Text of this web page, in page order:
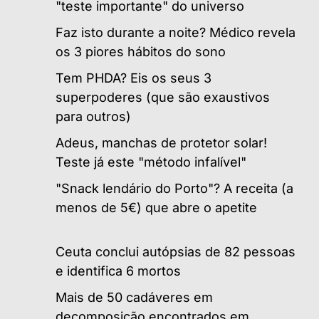
"teste importante" do universo
Faz isto durante a noite? Médico revela
os 3 piores hábitos do sono
Tem PHDA? Eis os seus 3
superpoderes (que são exaustivos
para outros)
Adeus, manchas de protetor solar!
Teste já este "método infalível"
"Snack lendário do Porto"? A receita (a
menos de 5€) que abre o apetite
Ceuta conclui autópsias de 82 pessoas
e identifica 6 mortos
Mais de 50 cadáveres em